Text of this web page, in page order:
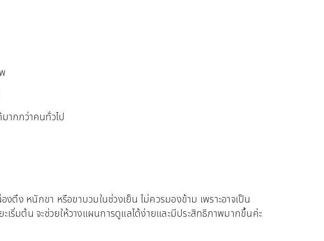
ากกว่าคนทั่วไป
ง หนักขา หรือขาบวมในช่วงเย็น ไม่ควรมองข้าม เพราะอาจเป็น
ริ่มต้น จะช่วยให้วางแผนการดูแลได้ง่ายและมีประสิทธิภาพมากขึ้นค่ะ